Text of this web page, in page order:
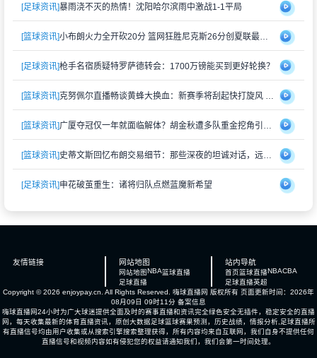
[足球资讯]暴雨浇不灭的热情！沈阳哈尔滨雨中激战1-1平局
[篮球资讯] 小布朗火力全开砍20分 篮网狂胜尼克斯26分创夏联最大分差
[足球资讯]枪手名宿质疑特罗萨德转会：1700万镑能买到更好轮换？
[篮球资讯] 克努佩尔直播畅谈黄蜂大换血：新赛季将刮起快打旋风 射手群蓄势待发
[篮球资讯] 广厦夺冠仅一年就面临解体？胡金秋遭多队重金挖角引猜测
[篮球资讯] 史蒂文斯回忆布朗交易细节：那些深夜的坦诚对话，远比想象中复杂
[足球资讯]申花破茧重生：诸将归队点燃蓝魔新希望
友情链接 网站地图
网站地图 NBA篮球直播
足球直播
站内导航
首页篮球直播NBACBA
足球直播英超
Copyright © 2026 enjoypay.cn. All Rights Reserved. 嗨球直播网 版权所有 页面更新时间：2026年
08月09日 09时11分 备案信息
嗨球直播网24小时为广大球迷提供全面及时的赛事直播和资讯完全绿色安全无插件，稳定安全的直播
网，每天收集最新的体育直播资讯，原创大数据足球篮球赛果预测，历史战绩，情报分析,足球直播所
有直播信号均由用户收集或从搜索引擎搜索整理获得，所有内容均来自互联网，我们自身不提供任何
直播信号和视频内容如有侵犯您的权益请通知我们，我们会第一时间处理。